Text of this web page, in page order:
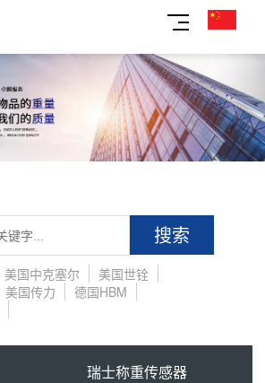
搜索
美国中克塞尔
美国世铨
美国传力
德国HBM
瑞士称重传感器